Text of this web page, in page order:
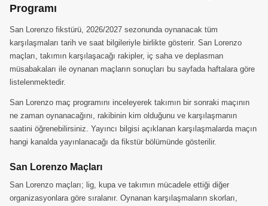
Programı
San Lorenzo fikstürü, 2026/2027 sezonunda oynanacak tüm
karşılaşmaları tarih ve saat bilgileriyle birlikte gösterir. San Lorenzo
maçları, takımın karşılaşacağı rakipler, iç saha ve deplasman
müsabakaları ile oynanan maçların sonuçları bu sayfada haftalara göre
listelenmektedir.
San Lorenzo maç programını inceleyerek takımın bir sonraki maçının
ne zaman oynanacağını, rakibinin kim olduğunu ve karşılaşmanın
saatini öğrenebilirsiniz. Yayıncı bilgisi açıklanan karşılaşmalarda maçın
hangi kanalda yayınlanacağı da fikstür bölümünde gösterilir.
San Lorenzo Maçları
San Lorenzo maçları; lig, kupa ve takımın mücadele ettiği diğer
organizasyonlara göre sıralanır. Oynanan karşılaşmaların skorları,